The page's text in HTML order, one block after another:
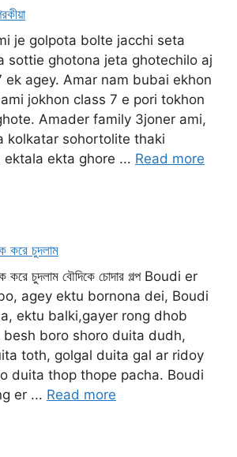
je golpota bolte jacchi seta
sottie ghotona jeta ghotechilo aj
ek agey. Amar nam bubai ekhon
jokhon class 7 e pori tokhon
Amader family 3joner ami,
kolkatar sohortolite thaki
ekta ghore ... Read more
করে চুদলাম
করে চুদলাম বৌদিকে চোদার গল্প Boudi er
agey ektu bornona dei, Boudi
ektu balki,gayer rong dhob
boro shoro duita dudh,
toth, golgal duita gal ar ridoy
duita thop thope pacha. Boudi
er ... Read more